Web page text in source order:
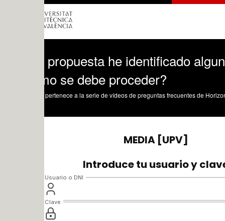
he identificado algunas
se debe proceder?